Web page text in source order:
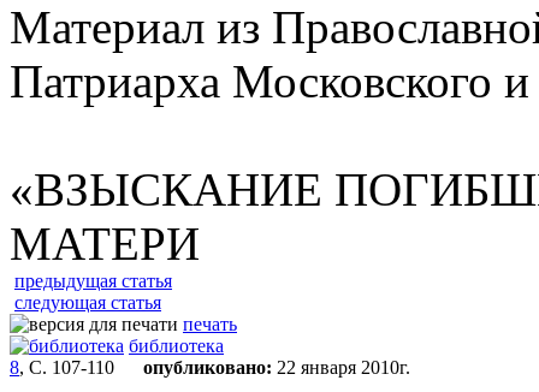
Материал из
Патриарха Московского
«ВЗЫСКАНИЕ
МАТЕРИ
предыдущая статья
следующая статья
печать
библиотека
8, С. 107-110 опубликовано: 22 января 2010г.